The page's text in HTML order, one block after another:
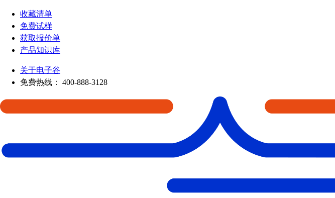
收藏清单
免费试样
获取报价单
产品知识库
关于电子谷
免费热线：
400-888-3128